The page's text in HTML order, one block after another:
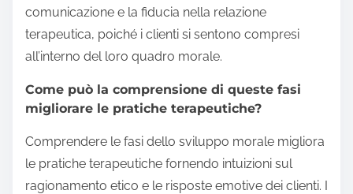
comunicazione e la fiducia nella relazione
terapeutica, poiché i clienti si sentono compresi
all’interno del loro quadro morale.
Come può la comprensione di queste fasi
migliorare le pratiche terapeutiche?
Comprendere le fasi dello sviluppo morale migliora
le pratiche terapeutiche fornendo intuizioni sul
ragionamento etico e le risposte emotive dei clienti. I